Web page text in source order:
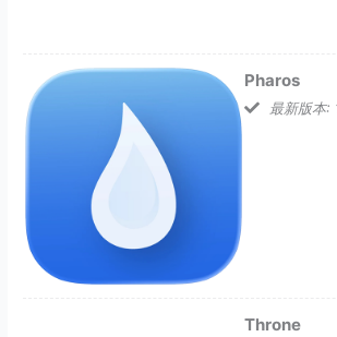
Pharos
最新版本:
Throne